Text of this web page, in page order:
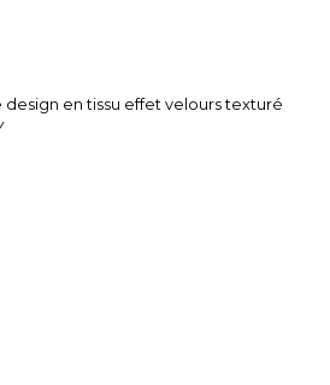
en tissu effet velours texturé